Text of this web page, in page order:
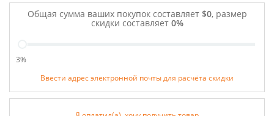
Общая сумма ваших покупок составляет $0, размер
скидки составляет 0%
3%
Ввести адрес электронной почты для расчёта скидки